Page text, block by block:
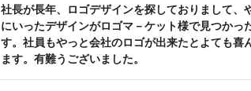
社長が長年、ロゴデザインを探しておりまして、
にいったデザインがロゴマ－ケット様で見つかっ
す。社員もやっと会社のロゴが出来たとよても喜
ます。有難うございました。